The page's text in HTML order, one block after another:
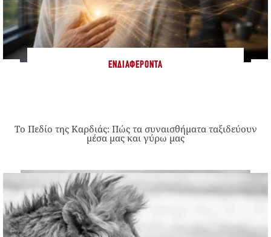
ΕΝΔΙΑΦΈΡΟΝΤΑ
Το Πεδίο της Καρδιάς: Πώς τα συναισθήματα ταξιδεύουν
μέσα μας και γύρω μας